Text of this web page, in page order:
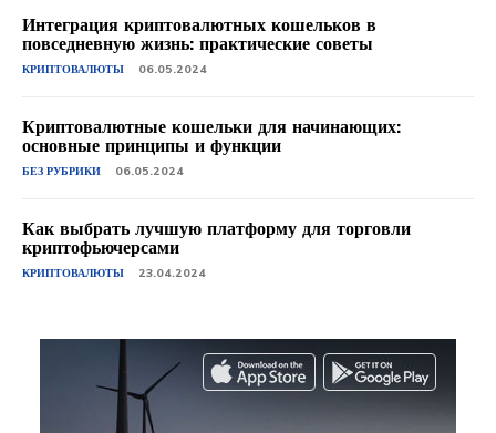
Интеграция криптовалютных кошельков в
повседневную жизнь: практические советы
КРИПТОВАЛЮТЫ 06.05.2024
Криптовалютные кошельки для начинающих:
основные принципы и функции
БЕЗ РУБРИКИ 06.05.2024
Как выбрать лучшую платформу для торговли
криптофьючерсами
КРИПТОВАЛЮТЫ 23.04.2024